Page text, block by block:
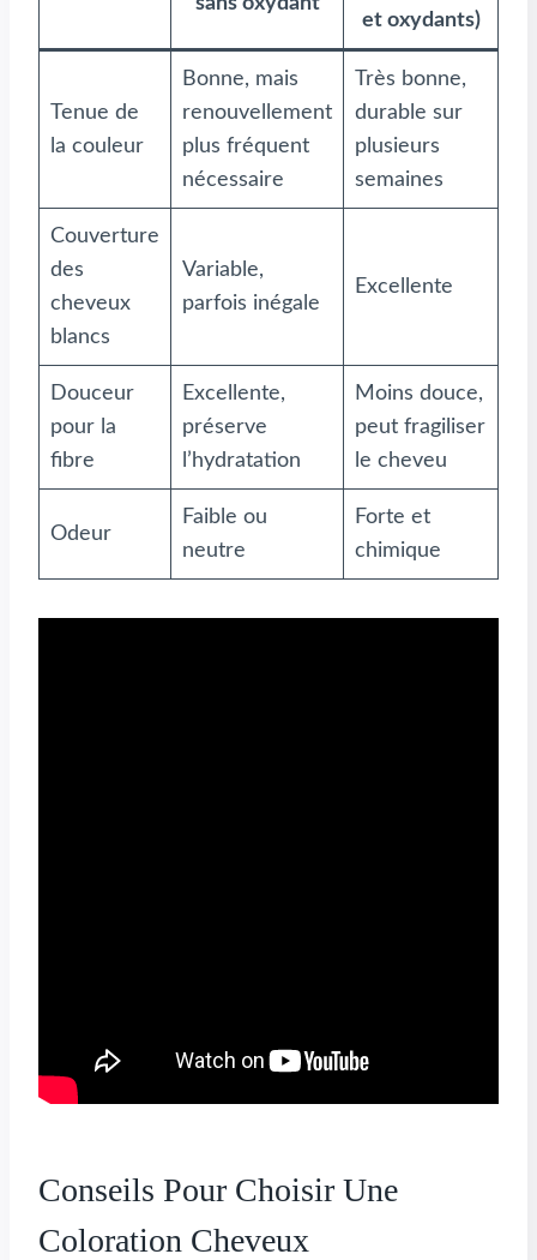
et oxydants)
Tenue de
la couleur
Bonne, mais
renouvellement
plus fréquent
nécessaire
Très bonne,
durable sur
plusieurs
semaines
Couverture
des
cheveux
blancs
Variable,
parfois inégale
Excellente
Douceur
pour la
fibre
Excellente,
préserve
l’hydratation
Moins douce,
peut fragiliser
le cheveu
Odeur
Faible ou
neutre
Forte et
chimique
Conseils Pour Choisir Une
Coloration Cheveux